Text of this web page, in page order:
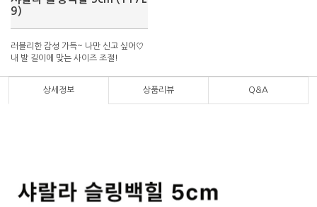
9)
러블리한 감성 가득~ 나만 신고 싶어♡
내 발 길이에 맞는 사이즈 조절!
상세정보 상품리뷰 Q&A